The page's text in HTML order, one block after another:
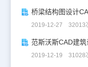
桥梁结构图设计
2019-12-27 32013
范斯沃斯CAD建筑
2019-12-19 31028